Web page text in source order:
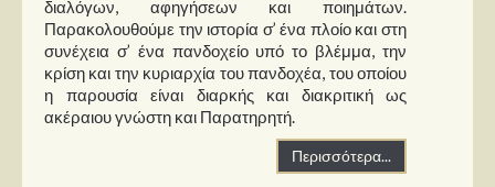
διαλόγων, αφηγήσεων και ποιημάτων.
Παρακολουθούμε την ιστορία σ’ ένα πλοίο και στη
συνέχεια σ’ ένα πανδοχείο υπό το βλέμμα, την
κρίση και την κυριαρχία του πανδοχέα, του οποίου
η παρουσία είναι διαρκής και διακριτική ως
ακέραιου γνώστη και Παρατηρητή.
Περισσότερα...